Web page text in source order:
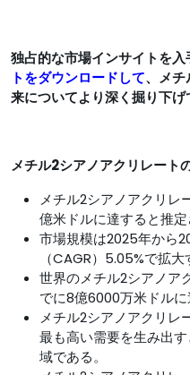
独占的な市場インサイトを
トをダウンロードして、メ
来についてより深く掘り下げ
メチル2シアノアクリレート
メチル2シアノアクリレ
億米ドルに達すると推定
市場規模は2025年から
（CAGR）5.05%で拡大
世界のメチル2シアノア
でに8億6000万米ドルに
メチル2シアノアクリレ
最も高い需要を生み出
域である。